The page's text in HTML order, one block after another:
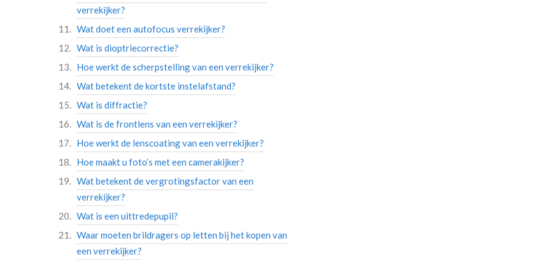
verrekijker?
Wat doet een autofocus verrekijker?
Wat is dioptriecorrectie?
Hoe werkt de scherpstelling van een verrekijker?
Wat betekent de kortste instelafstand?
Wat is diffractie?
Wat is de frontlens van een verrekijker?
Hoe werkt de lenscoating van een verrekijker?
Hoe maakt u foto’s met een camerakijker?
Wat betekent de vergrotingsfactor van een
verrekijker?
Wat is een uittredepupil?
Waar moeten brildragers op letten bij het kopen van
een verrekijker?